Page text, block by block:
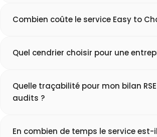
Combien coûte le service Easy to
Quel cendrier choisir pour une
Quelle traçabilité pour mon bilan
audits ?
En combien de temps le service est-il